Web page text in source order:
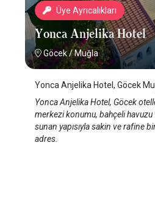
Üye Ayrıcalıkları
Yonca Anjelika Hotel
Göcek/Muğla
Yonca Anjelika Hotel, Göcek
Yonca Anjelika Hotel, Göcek
merkezi konumu, bahçeli
sunan yapısıyla sakin ve rafine
adres.